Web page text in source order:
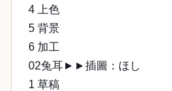
4 上色
5 背景
6 加工
02兔耳►►插圖：ほし
1 草稿